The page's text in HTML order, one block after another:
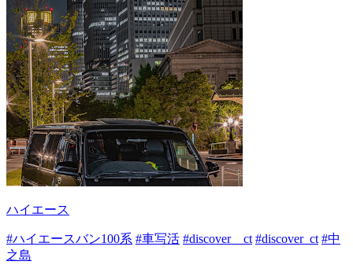
ハイエース
#ハイエースバン100系 #車写活 #discover＿ct #discover_ct #中
之島